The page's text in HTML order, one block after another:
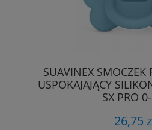
SUAVINEX SMOCZEK
USPOKAJAJĄCY
SX PRO
26,75